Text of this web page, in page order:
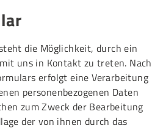
die Möglichkeit, durch ein
uns in Kontakt zu treten. Nach
erfolgt eine Verarbeitung
personenbezogenen Daten
zum Zweck der Bearbeitung
der von ihnen durch das